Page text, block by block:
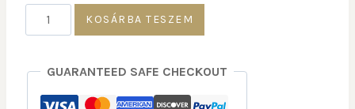
KOSÁRBA TESZEM
GUARANTEED SAFE CHECKOUT